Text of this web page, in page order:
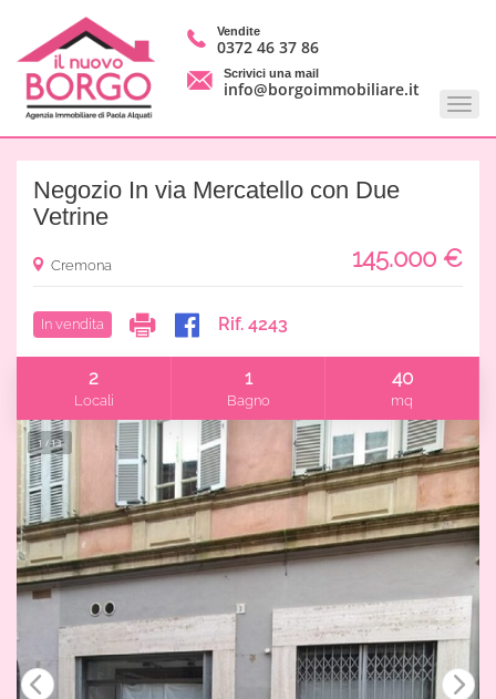
Vendite
0372 46 37 86
Scrivici una mail
info@borgoimmobiliare.it
Negozio In via Mercatello con Due
Vetrine
Cremona 145.000 €
In vendita Rif. 4243
2
Locali
1
Bagno
40
mq
1 / 13